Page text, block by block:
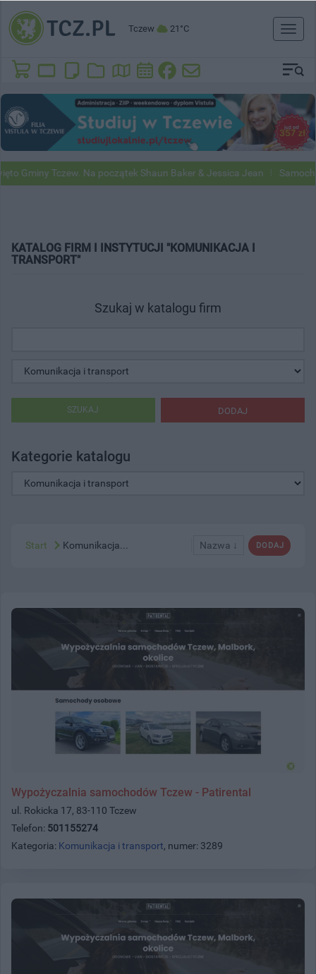
Tczew 21°C
Toggle
Tczew. Na początek Shaun Baker & Jessica Jean Samochody
KATALOG FIRM I INSTYTUCJI "KOMUNIKACJA I
TRANSPORT"
Szukaj w katalogu firm
DODAJ
SZUKAJ
Kategorie katalogu
DODAJ
Nazwa ↓
Start Komunikacja...
Wypożyczalnia samochodów Tczew - Patirental
ul. Rokicka 17, 83-110 Tczew
Telefon: 501155274
Kategoria: Komunikacja i transport, numer: 3289